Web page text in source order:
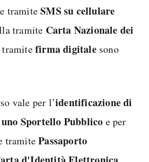
tramiteSMS su cellulare
tramite Carta Nazionale dei
tramitefirma digitalesono
vale per l’identificazione di
Sportello Pubblico e per
tramitePassaporto